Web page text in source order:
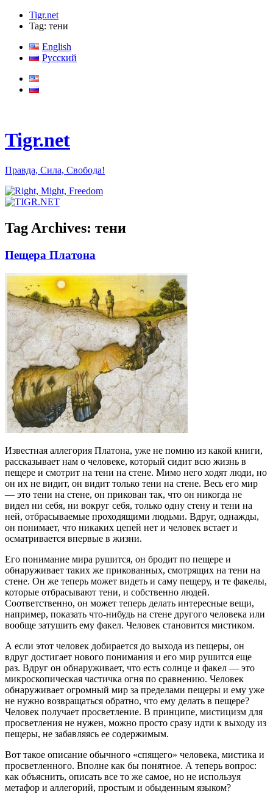
Tigr.net
Tag: тени
English
Русский
Tigr.net
Правда, Сила, Свобода!
Tag Archives: тени
Пещера Платона
Известная аллегория Платона, уже не помню из какой книги,
рассказывает нам о человеке, который сидит всю жизнь в
пещере и смотрит на тени на стене. Мимо него ходят люди, но
он их не видит, он видит только тени на стене. Весь его мир
— это тени на стене, он прикован так, что он никогда не
видел ни себя, ни вокруг себя, только одну стену и тени на
ней, отбрасываемые проходящими людьми. Вдруг, однажды,
он понимает, что никаких цепей нет и человек встает и
осматривается впервые в жизни.
Его понимание мира рушится, он бродит по пещере и
обнаруживает таких же прикованных, смотрящих на тени на
стене. Он же теперь может видеть и саму пещеру, и те факелы,
которые отбрасывают тени, и собственно людей.
Соответственно, он может теперь делать интересные вещи,
например, показать что-нибудь на стене другого человека или
вообще затушить ему факел. Человек становится мистиком.
А если этот человек добирается до выхода из пещеры, он
вдруг достигает нового понимания и его мир рушится еще
раз. Вдруг он обнаруживает, что есть солнце и факел — это
микроскопическая частичка огня по сравнению. Человек
обнаруживает огромный мир за пределами пещеры и ему уже
не нужно возвращаться обратно, что ему делать в пещере?
Человек получает просветление. В принципе, мистицизм для
просветления не нужен, можно просто сразу идти к выходу из
пещеры, не забавляясь ее содержимым.
Вот такое описание обычного «спящего» человека, мистика и
просветленного. Вполне как бы понятное. А теперь вопрос:
как объяснить, описать все то же самое, но не используя
метафор и аллегорий, простым и обыденным языком?